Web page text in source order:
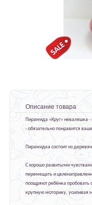
Описание товара
Пирамида «Круг» неваляшка -
- обязательно понравится
Пирамидка состоит из
С хорошо развитыми
перемещать и
поощряют ребёнка пробовать
крупную моторику, усиливая